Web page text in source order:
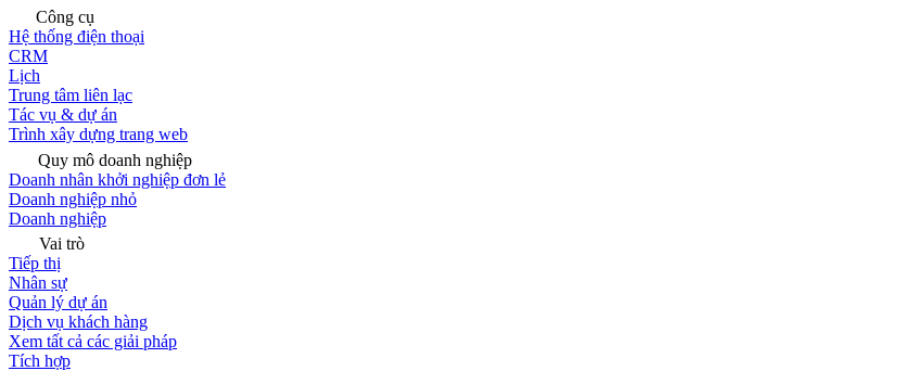
Công cụ
Hệ thống điện thoại
CRM
Lịch
Trung tâm liên lạc
Tác vụ & dự án
Trình xây dựng trang web
Quy mô doanh nghiệp
Doanh nhân khởi nghiệp đơn lẻ
Doanh nghiệp nhỏ
Doanh nghiệp
Vai trò
Tiếp thị
Nhân sự
Quản lý dự án
Dịch vụ khách hàng
Xem tất cả các giải pháp
Tích hợp